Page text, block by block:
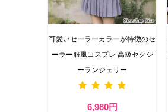
可愛いセーラーカラーが特徴のセ
ーラー服風コスプレ 高級セクシ
ーランジェリー
6,980円